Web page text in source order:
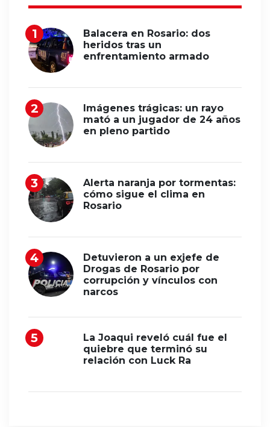
Balacera en Rosario: dos
heridos tras un
enfrentamiento armado
Imágenes trágicas: un rayo
mató a un jugador de 24 años
en pleno partido
Alerta naranja por tormentas:
cómo sigue el clima en
Rosario
Detuvieron a un exjefe de
Drogas de Rosario por
corrupción y vínculos con
narcos
La Joaqui reveló cuál fue el
quiebre que terminó su
relación con Luck Ra